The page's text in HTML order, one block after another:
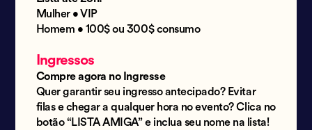
Mulher • VIP
Homem • 100$ ou 300$ consumo
Ingressos
Compre agora no Ingresse
Quer garantir seu ingresso antecipado? Evitar
filas e chegar a qualquer hora no evento? Clica no
botão “LISTA AMIGA” e inclua seu nome na lista!